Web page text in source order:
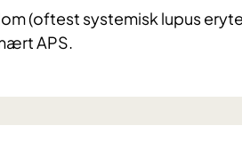
(oftest systemisk lupus
APS.